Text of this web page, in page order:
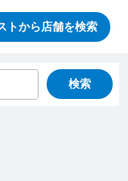
トから店舗を検索
検索